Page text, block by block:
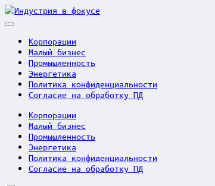
Skip
to
Индустрия
Корпорации
Малый бизнес
Промышленность
Энергетика
Политика конфиденциальности
Согласие на обработку ПД
Корпорации
Малый бизнес
Промышленность
Энергетика
Политика конфиденциальности
Согласие на обработку ПД